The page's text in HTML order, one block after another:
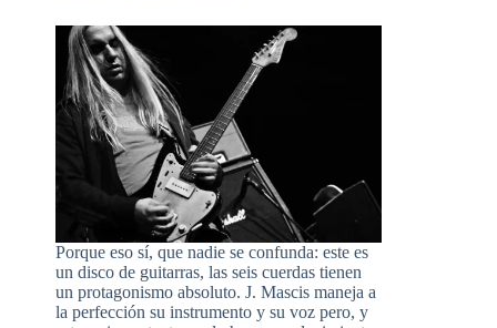
Porque eso sí, que nadie se confunda: este es
un disco de guitarras, las seis cuerdas tienen
un protagonismo absoluto. J. Mascis maneja a
la perfección su instrumento y su voz pero, y